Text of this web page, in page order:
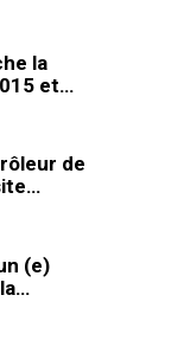
la
et…
de
(e)